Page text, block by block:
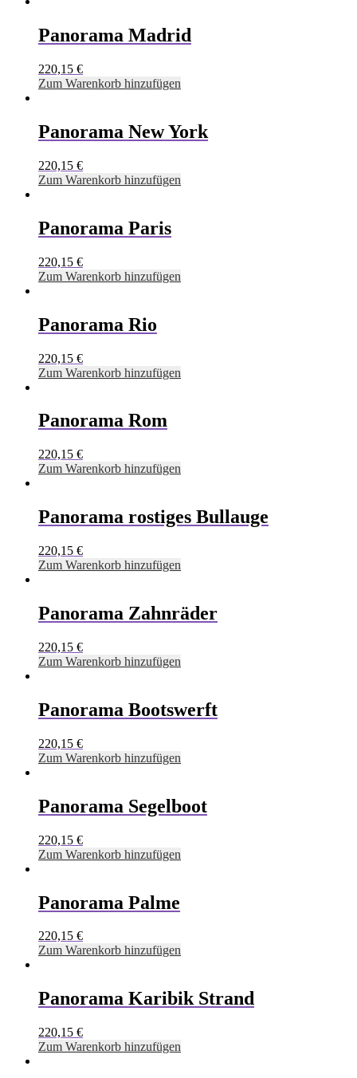
Panorama Madrid
220,15 €
Zum Warenkorb hinzufügen
Panorama New York
220,15 €
Zum Warenkorb hinzufügen
Panorama Paris
220,15 €
Zum Warenkorb hinzufügen
Panorama Rio
220,15 €
Zum Warenkorb hinzufügen
Panorama Rom
220,15 €
Zum Warenkorb hinzufügen
Panorama rostiges Bullauge
220,15 €
Zum Warenkorb hinzufügen
Panorama Zahnräder
220,15 €
Zum Warenkorb hinzufügen
Panorama Bootswerft
220,15 €
Zum Warenkorb hinzufügen
Panorama Segelboot
220,15 €
Zum Warenkorb hinzufügen
Panorama Palme
220,15 €
Zum Warenkorb hinzufügen
Panorama Karibik Strand
220,15 €
Zum Warenkorb hinzufügen